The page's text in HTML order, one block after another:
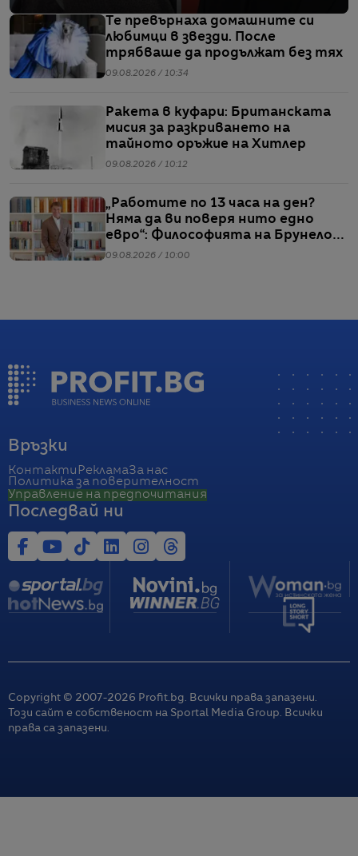
Те превърнаха домашните си
любимци в звезди. После
трябваше да продължат без тях
09.08.2026 / 10:34
Ракета в куфари: Британската
мисия за разкриването на
тайното оръжие на Хитлер
09.08.2026 / 10:12
„Работите по 13 часа на ден?
Няма да ви поверя нито едно
евро“: Философията на Брунело
Кучинели за бизнеса и живота
09.08.2026 / 10:00
Връзки
Контакти РекламаЗа нас
Политика за поверителност
Управление на предпочитания
Последвай ни
Copyright © 2007-2026 Profit.bg. Всички права запазени.
Този сайт е собственост на Sportal Media Group. Всички
права са запазени.